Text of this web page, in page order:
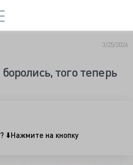
3/25/2026
того теперь
⬇️Нажмите на кнопку